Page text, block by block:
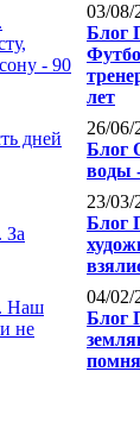
03/08/
Блог
лет
26/06/
Блог
воды
23/03/
Блог
04/02/
Блог